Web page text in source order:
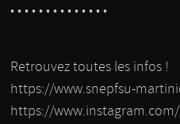
• • • • • • • • • • • • • •
Retrouvez toutes les infos !
https://www.snepfsu-
https://